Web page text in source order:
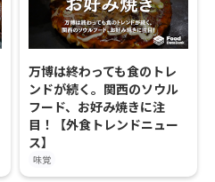
万博は終わっても食のトレ
ンドが続く。関西のソウル
フード、お好み焼きに注
目！【外食トレンドニュー
ス】
味覚